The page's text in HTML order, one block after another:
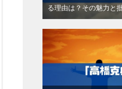
る理由は？その魅力と